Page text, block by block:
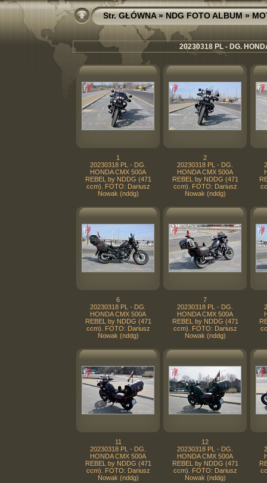
Str. GŁÓWNA»NDG FOTO ALBUM»
20230318 PL - DG.
1
20230318 PL - DG.
HONDA CMX 500A
REBEL by NDDG (471
ccm). FOTO: Dariusz
Nowak (nddg)
2
20230318 PL - DG.
HONDA CMX 500A
REBEL by NDDG (471
ccm). FOTO: Dariusz
Nowak (nddg)
6
20230318 PL - DG.
HONDA CMX 500A
REBEL by NDDG (471
ccm). FOTO: Dariusz
Nowak (nddg)
7
20230318 PL - DG.
HONDA CMX 500A
REBEL by NDDG (471
ccm). FOTO: Dariusz
Nowak (nddg)
11
20230318 PL - DG.
HONDA CMX 500A
REBEL by NDDG (471
ccm). FOTO: Dariusz
Nowak (nddg)
12
20230318 PL - DG.
HONDA CMX 500A
REBEL by NDDG (471
ccm). FOTO: Dariusz
Nowak (nddg)